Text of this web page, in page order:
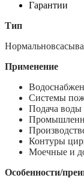
Гарантии
Тип
Применение
Системы
Подача воды
Контуры
Моечные и
Особенности/